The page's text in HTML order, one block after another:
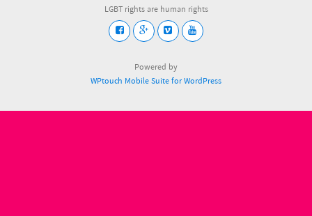
LGBT rights are human rights
Powered by
WPtouch Mobile Suite for WordPress